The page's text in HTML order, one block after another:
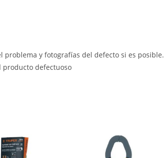
y fotografías del defecto si es posible.
producto defectuoso